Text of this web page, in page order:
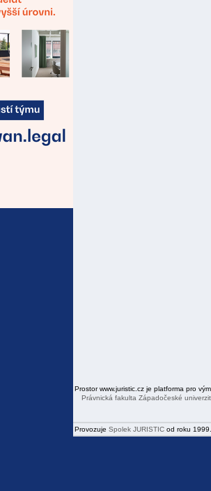
Prostor www.juristic.cz je platforma pro
Právnická fakulta Západočeské
Provozuje Spolek JURISTIC od roku